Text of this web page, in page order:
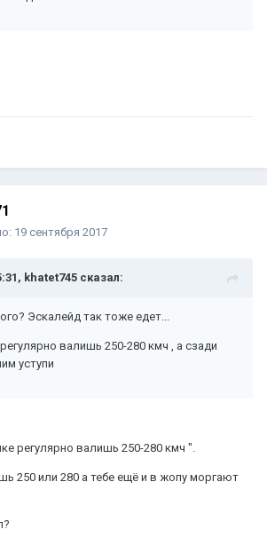
19 сентября 2017
khatet745 сказал:
Эскалейд так тоже едет...
валишь 250-280 кмч , а сзади
уступи
регулярно валишь 250-280 кмч ".
250 или 280 а тебе ещё и в жопу моргают